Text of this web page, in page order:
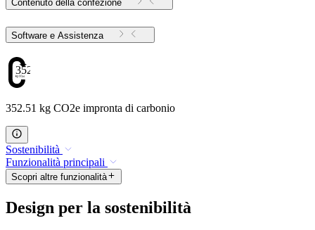
Contenuto della confezione
Software e Assistenza
352.51
352.51 kg CO2e impronta di carbonio
Sostenibilità
Funzionalità principali
Scopri altre funzionalità
Design per la sostenibilità